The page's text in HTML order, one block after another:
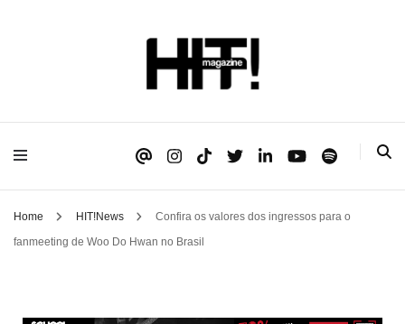
HIT!Magazine
Home HIT!News
Confira os valores dos ingressos para o
fanmeeting de Woo Do Hwan no Brasil